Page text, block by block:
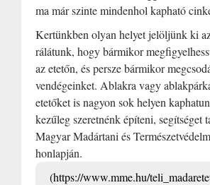
ma már szinte mindenhol kapható
Kertünkben olyan helyet jelöljünk ki
rálátunk, hogy bármikor
az etetőn, és persze bármikor
vendégeinket. Ablakra vagy
etetőket is nagyon sok helyen
kezűleg szeretnénk építeni, segítséget
Magyar Madártani és
honlapján.
(https://www.mme.hu/